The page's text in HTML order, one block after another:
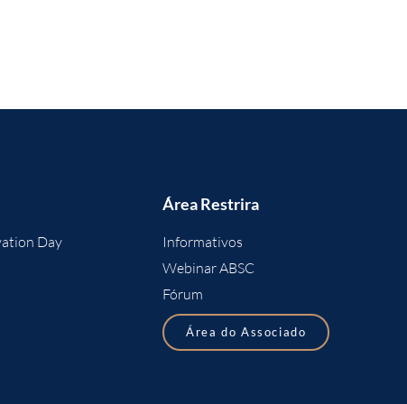
Day
Área Restrira
Informativos
Webinar ABSC
Fórum
Área do Associado